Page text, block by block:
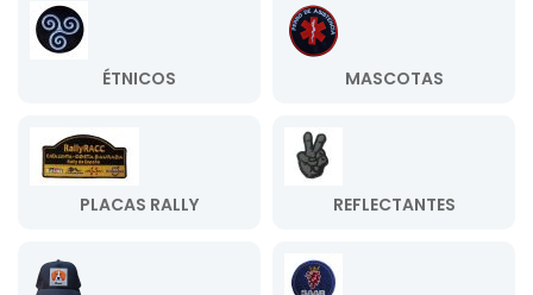
ÉTNICOS MASCOTAS
PLACAS RALLY REFLECTANTES